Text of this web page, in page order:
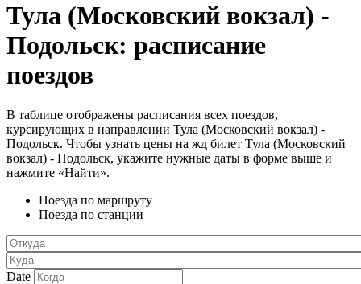
Тула (Московский вокзал) -
Подольск: расписание
поездов
В таблице отображены расписания всех поездов,
курсирующих в направлении Тула (Московский вокзал) -
Подольск. Чтобы узнать цены на жд билет Тула (Московский
вокзал) - Подольск, укажите нужные даты в форме выше и
нажмите «Найти».
Поезда по маршруту
Поезда по станции
Date